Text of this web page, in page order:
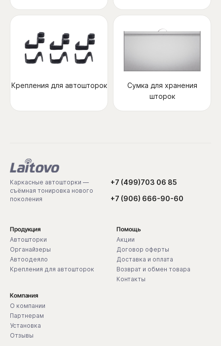
Крепления для автошторок
Сумка для хранения
шторок
Каркасные автошторки —
съёмная тонировка нового
поколения
+7 (499)703 06 85
+7 (906) 666-90-60
Продукция
Автошторки
Органайзеры
Автоодеяло
Крепления для автошторок
Компания
О компании
Партнерам
Установка
Отзывы
Помощь
Акции
Договор оферты
Доставка и оплата
Возврат и обмен товара
Контакты